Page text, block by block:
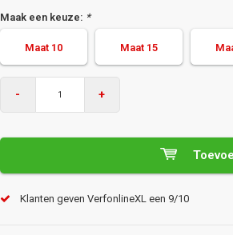
Maak een keuze: *
Maat 10 Maat 15
- +
Klanten geven VerfonlineXL een 9/10